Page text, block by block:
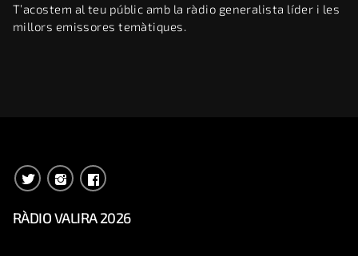
T’acostem al teu públic amb la ràdio generalista líder i les
millors emissores temàtiques.
RÀDIO VALIRA 2026